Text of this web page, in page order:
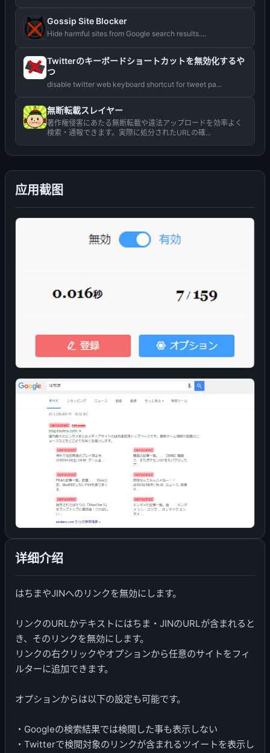
应用截图
详细介绍
はちまやJINへのリンクを無効にします。
リンクのURLかテキストにはちま・JINのURLが含まれると
き、そのリンクを無効にします。
リンクの右クリックやオプションから任意のサイトをフィ
ルターに追加できます。
オプションからは以下の設定も可能です。
・Googleの検索結果では検閲した事も表示しない
・Twitterで検閲対象のリンクが含まれるツイートを表示し
Gossip Site Blocker
Hide harmful sites from Google search results....
Twitterのキーボードショートカットを無効化するや
つ
disable twitter web keyboard shortcut for tweet pa...
無断転載スレイヤー
著作権侵害にあたる無断転載や違法アップロードを効率よく
検索・通報できます。実際に処分されたURLの確...